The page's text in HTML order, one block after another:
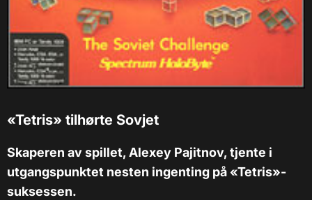
«Tetris» tilhørte Sovjet
Skaperen av spillet, Alexey Pajitnov, tjente i
utgangspunktet nesten ingenting på «Tetris»-
suksessen.